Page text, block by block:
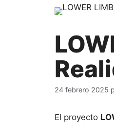
24 febrero 2025
El proyecto